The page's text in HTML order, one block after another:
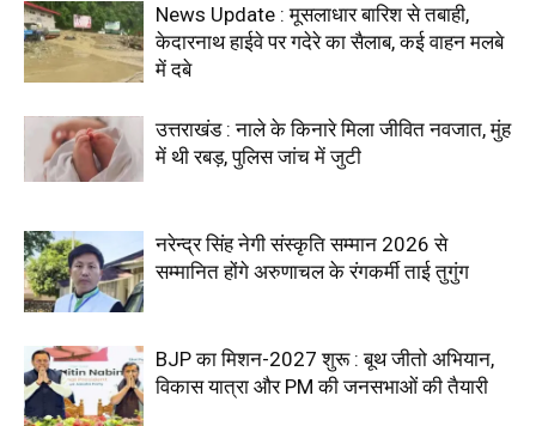
News Update : मूसलाधार बारिश से तबाही,
केदारनाथ हाईवे पर गदेरे का सैलाब, कई वाहन मलबे
में दबे
उत्तराखंड : नाले के किनारे मिला जीवित नवजात, मुंह
में थी रबड़, पुलिस जांच में जुटी
नरेन्द्र सिंह नेगी संस्कृति सम्मान 2026 से
सम्मानित होंगे अरुणाचल के रंगकर्मी ताई तुगुंग
BJP का मिशन-2027 शुरू : बूथ जीतो अभियान,
विकास यात्रा और PM की जनसभाओं की तैयारी